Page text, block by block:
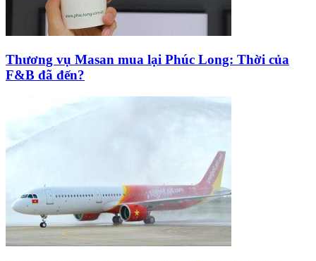
Thương vụ Masan mua lại Phúc Long: Thời của
F&B đã đến?